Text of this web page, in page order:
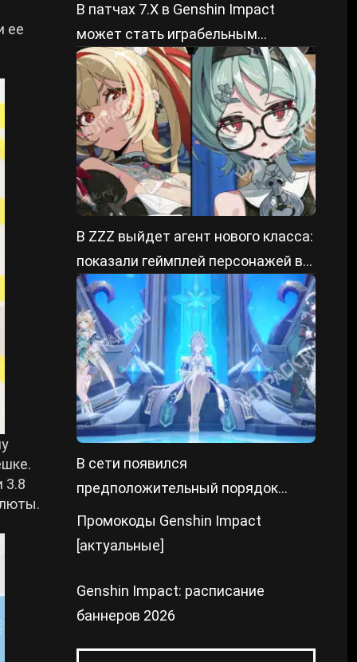
ее
3.8
В патчах 7.Х в Genshin Impact
может стать играбельным
долгожданный герой павшего
королевства
В ZZZ выйдет агент нового класса:
показали геймплей персонажей в
патче 3.2
В сети появился
предположительный порядок
выхода героев в Genshin Impact 7.X
Промокоды Genshin Impact
[актуальные]
Genshin Impact: расписание
баннеров 2026